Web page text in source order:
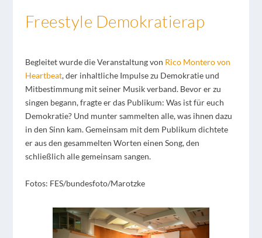
Freestyle Demokratierap
Begleitet wurde die Veranstaltung von Rico Montero von
Heartbeat, der inhaltliche Impulse zu Demokratie und
Mitbestimmung mit seiner Musik verband. Bevor er zu
singen begann, fragte er das Publikum: Was ist für euch
Demokratie? Und munter sammelten alle, was ihnen dazu
in den Sinn kam. Gemeinsam mit dem Publikum dichtete
er aus den gesammelten Worten einen Song, den
schließlich alle gemeinsam sangen.
Fotos: FES/bundesfoto/Marotzke